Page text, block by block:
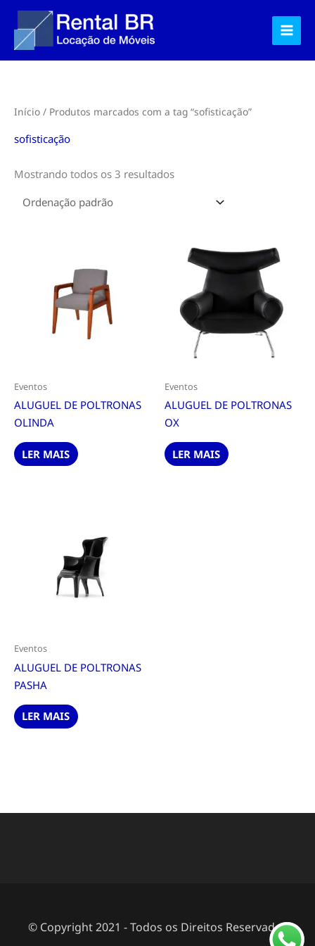
para
conteúdo
Início / Produtos marcados com a tag “sofisticação”
sofisticação
Mostrando todos os 3 resultados
Eventos
ALUGUEL DE POLTRONAS
OLINDA
LER MAIS
Eventos
ALUGUEL DE POLTRONAS
OX
LER MAIS
Eventos
ALUGUEL DE POLTRONAS
PASHA
LER MAIS
© Copyright 2021 - Todos os Direitos Reservados